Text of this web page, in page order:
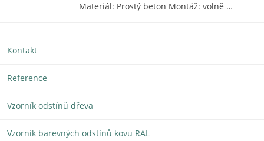
Materiál: Prostý beton Montáž: volně …
Kontakt
Reference
Vzorník odstínů dřeva
Vzorník barevných odstínů kovu RAL